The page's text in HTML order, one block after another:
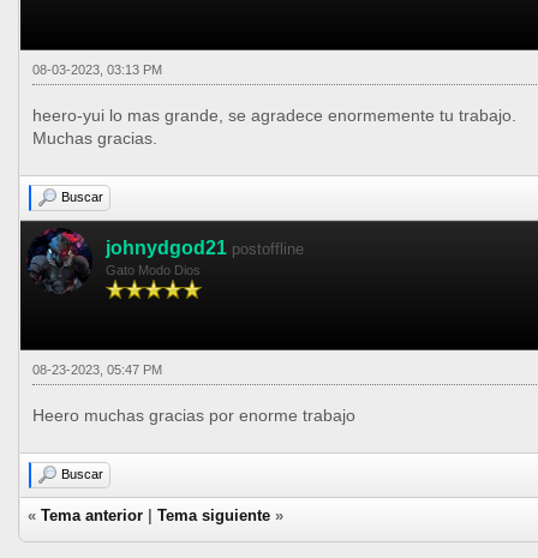
08-03-2023, 03:13 PM
heero-yui lo mas grande, se agradece enormemente tu trabajo.
Muchas gracias.
Buscar
johnydgod21 postoffline
Gato Modo Dios
08-23-2023, 05:47 PM
Heero muchas gracias por enorme trabajo
Buscar
« Tema anterior Tema siguiente »